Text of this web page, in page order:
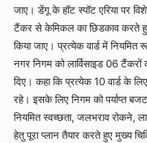
जाए। डेंगू के हॉट स्पॉट एरिया पर
टैंकर से केमिकल का छिडकाव करते
किया जाए। प्रत्येक वार्ड में नियमित
नगर निगम को लार्विसाइड 06
दिए। कहा कि प्रत्येक 10 वार्ड के
रहे। इसके लिए निगम को पर्याप्त
नियमित स्वच्छता, जलभराव रोकने,
हेतु पूरा प्लान तैयार करते हुए मुख्य